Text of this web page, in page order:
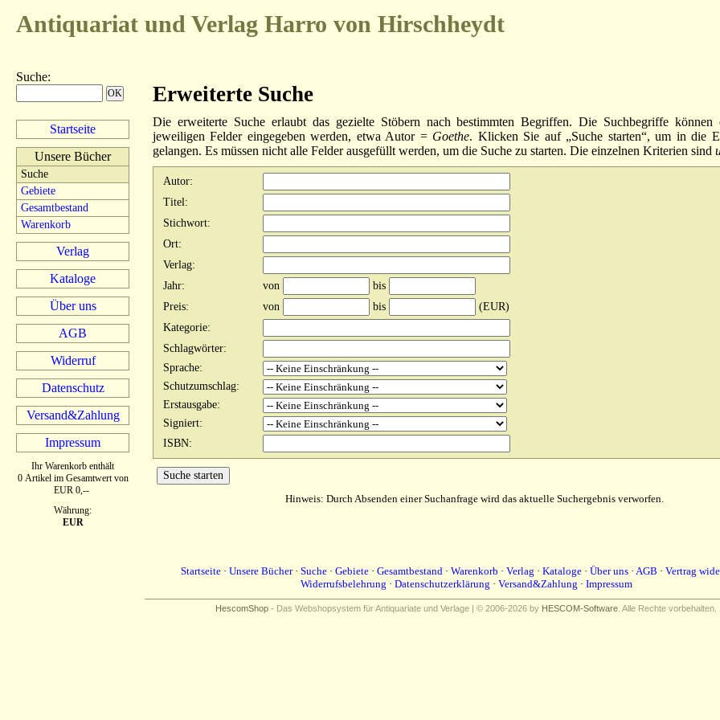
Antiquariat und Verlag Harro von Hirschheydt
Suche:
Startseite
Unsere Bücher
Suche
Gebiete
Gesamtbestand
Warenkorb
Verlag
Kataloge
Über uns
AGB
Widerruf
Datenschutz
Versand&Zahlung
Impressum
Ihr Warenkorb enthält
0 Artikel im Gesamtwert von
EUR 0,--
Währung:
EUR
Erweiterte Suche
Die erweiterte Suche erlaubt das gezielte Stöbern nach bestimmten Begriffen. Die Suchbegriffe
jeweiligen Felder eingegeben werden, etwa Autor = Goethe. Klicken Sie auf „Suche starten“, um in die
gelangen. Es müssen nicht alle Felder ausgefüllt werden, um die Suche zu starten. Die einzelnen Kriterien sind
Autor:
Titel:
Stichwort:
Ort:
Verlag:
Jahr: von
bis
Preis: von bis
(EUR)
Kategorie:
Schlagwörter:
Sprache:
Schutzumschlag:
Erstausgabe:
Signiert:
ISBN:
Hinweis: Durch Absenden einer Suchanfrage wird das aktuelle Suchergebnis verworfen.
Startseite · Unsere Bücher· Suche · Gebiete · Gesamtbestand · Warenkorb · Verlag · Kataloge · Über uns · AGB · Vertrag
Widerrufsbelehrung · Datenschutzerklärung · Versand&Zahlung · Impressum
HescomShop - Das Webshopsystem für Antiquariate und Verlage | © 2006-2026 by HESCOM-Software . Alle Rechte vorbehalten.